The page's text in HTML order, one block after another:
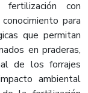
fertilización con
para
que permitan
en praderas,
de los forrajes
ambiental